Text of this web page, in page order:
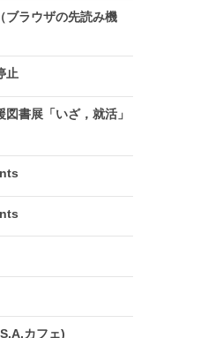
ブラウザの先読み機
止
書展「いざ，就活」
カフェ)